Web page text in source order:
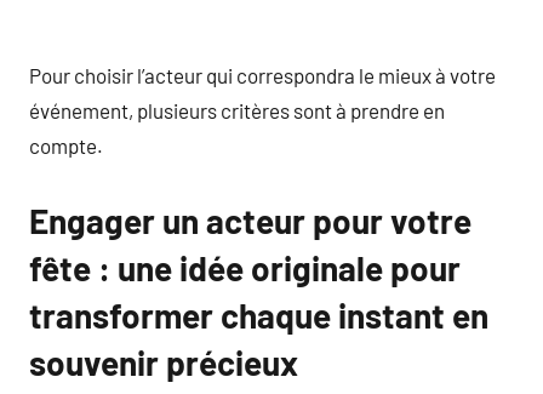
Pour choisir l’acteur qui correspondra le mieux à votre
événement, plusieurs critères sont à prendre en
compte.
Engager un acteur pour votre
fête : une idée originale pour
transformer chaque instant en
souvenir précieux